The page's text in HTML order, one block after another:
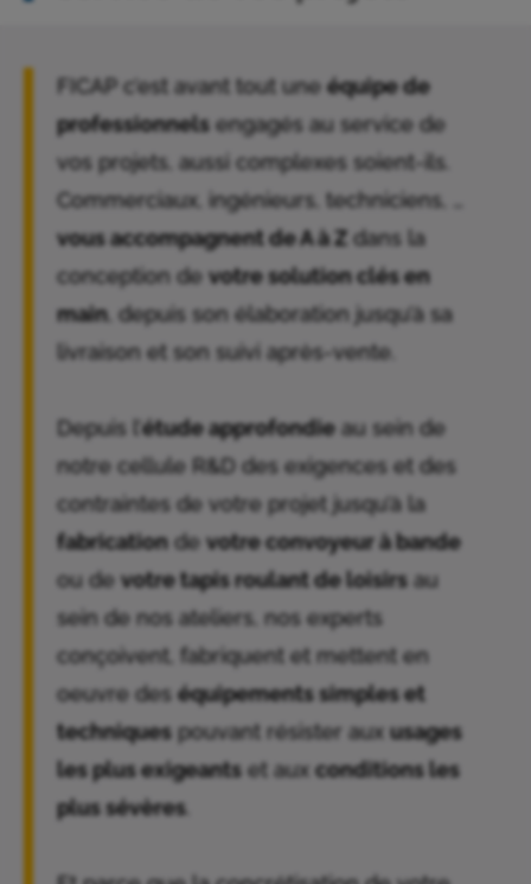
FICAP c’est avant tout uneéquipe de
professionnels engagés au service de
vos projets, aussi complexes soient-ils.
Commerciaux, ingénieurs, techniciens, …
vous accompagnent de A à Z dans la
conception de votre solution clés en
main, depuis son élaboration jusqu’à sa
livraison et son suivi après-vente.
Depuis l’ étude approfondie au sein de
notre cellule R&D des exigences et des
contraintes de votre projet jusqu’à la
fabricationde votre convoyeur à bande
ou de votre tapis roulant de loisirs au
sein de nos ateliers, nos experts
conçoivent, fabriquent et mettent en
oeuvre deséquipements simples et
techniques pouvant résister auxusages
les plus exigeants et auxconditions les
plus sévères.